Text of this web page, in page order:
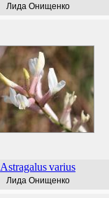
Лида Онищенко
Astragalusvarius
Лида Онищенко